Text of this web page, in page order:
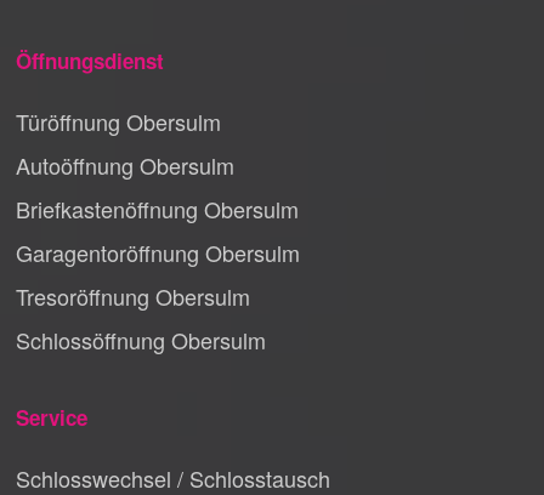
Öffnungsdienst
Türöffnung Obersulm
Autoöffnung Obersulm
Briefkastenöffnung Obersulm
Garagentoröffnung Obersulm
Tresoröffnung Obersulm
Schlossöffnung Obersulm
Service
Schlosswechsel / Schlosstausch